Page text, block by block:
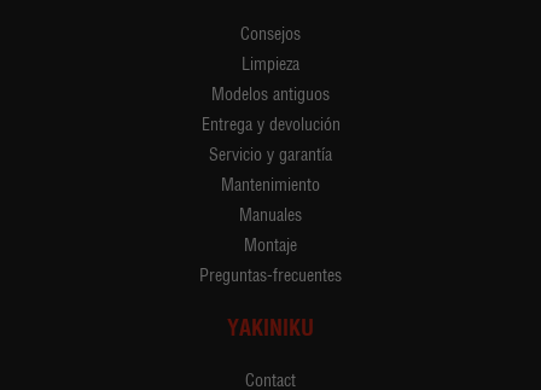
Consejos
Limpieza
Modelos antiguos
Entrega y devolución
Servicio y garantía
Mantenimiento
Manuales
Montaje
Preguntas-frecuentes
YAKINIKU
Contact